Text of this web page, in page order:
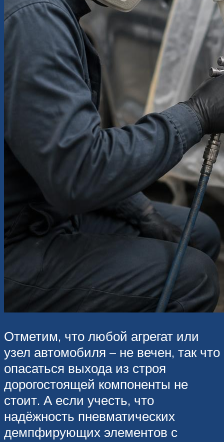
Отметим, что любой агрегат или
узел автомобиля – не вечен, так что
опасаться выхода из строя
дорогостоящей компоненты не
стоит. А если учесть, что
надёжность пневматических
демпфирующих элементов с